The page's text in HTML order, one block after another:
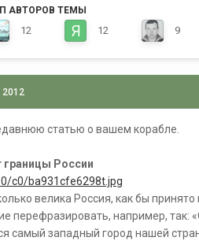
АВТОРОВ ТЕМЫ
12 12 9
2012
статью о вашем корабле.
границы России
c0/ba931cfe6298t.jpg
велика Россия, как бы
перефразировать, например, так:
самый западный город нашей